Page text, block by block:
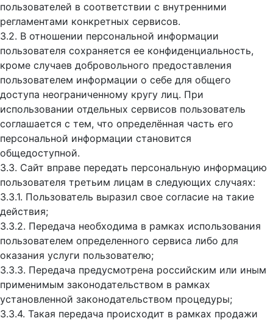
пользователей в соответствии с внутренними
регламентами конкретных сервисов.
3.2. В отношении персональной информации
пользователя сохраняется ее конфиденциальность,
кроме случаев добровольного предоставления
пользователем информации о себе для общего
доступа неограниченному кругу лиц. При
использовании отдельных сервисов пользователь
соглашается с тем, что определённая часть его
персональной информации становится
общедоступной.
3.3. Сайт вправе передать персональную информацию
пользователя третьим лицам в следующих случаях:
3.3.1. Пользователь выразил свое согласие на такие
действия;
3.3.2. Передача необходима в рамках использования
пользователем определенного сервиса либо для
оказания услуги пользователю;
3.3.3. Передача предусмотрена российским или иным
применимым законодательством в рамках
установленной законодательством процедуры;
3.3.4. Такая передача происходит в рамках продажи